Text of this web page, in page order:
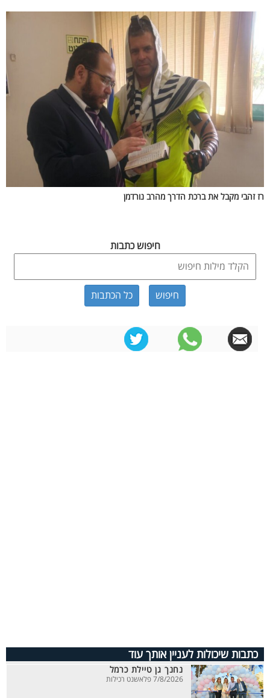
רז זהבי מקבל את ברכת הדרך מהרב נורדמן
חיפוש כתבות
כל הכתבות
כתבות שיכולות לעניין אותך עוד
נחנך גן טיילת כרמל
7/8/2026 פלאשנט רכילות